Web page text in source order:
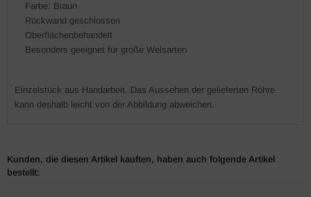
Farbe: Braun
Rückwand geschlossen
Oberflächenbehandelt
Besonders geeignet für große Welsarten
Einzelstück aus Handarbeit. Das Aussehen der gelieferten Röhre
kann deshalb leicht von der Abbildung abweichen.
Kunden, die diesen Artikel kauften, haben auch folgende Artikel
bestellt: